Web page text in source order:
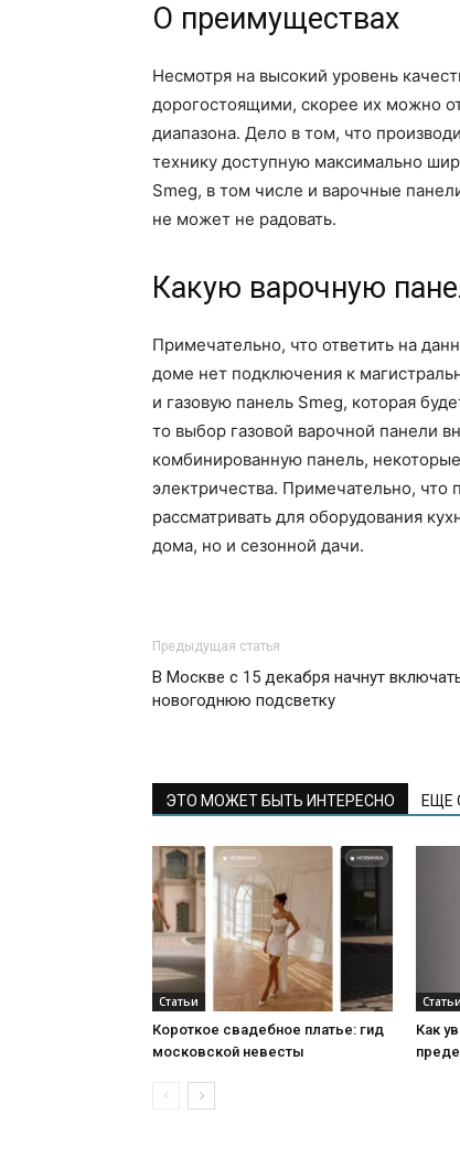
О преимуществах
Несмотря на высокий уровень
дорогостоящими, скорее их можно
диапазона. Дело в том, что
технику доступную максимально
Smeg, в том числе и варочные
не может не радовать.
Какую варочную
Примечательно, что ответить на
доме нет подключения к
и газовую панель Smeg, которая
то выбор газовой варочной панели
комбинированную панель, некоторые
электричества. Примечательно, что
рассматривать для оборудования
дома, но и сезонной дачи.
Предыдущая статья
В Москве с 15 декабря начнут
новогоднюю подсветку
ЭТО МОЖЕТ БЫТЬ ИНТЕРЕСНО ЕЩЕ
Статьи
Короткое свадебное платье: гид
московской невесты
Статьи
Как